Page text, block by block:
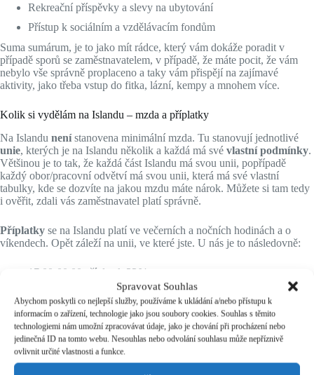
Spravovat Souhlas
Abychom poskytli co nejlepší služby, používáme k ukládání a/nebo přístupu k
informacím o zařízení, technologie jako jsou soubory cookies. Souhlas s těmito
technologiemi nám umožní zpracovávat údaje, jako je chování při procházení nebo
jedinečná ID na tomto webu. Nesouhlas nebo odvolání souhlasu může nepříznivě
ovlivnit určité vlastnosti a funkce.
Rekreační příspěvky a slevy na ubytování
Přístup k sociálním a vzdělávacím fondům
Suma sumárum, je to jako mít rádce, který vám dokáže poradit v
případě sporů se zaměstnavatelem, v případě, že máte pocit, že vám
nebylo vše správně proplaceno a taky vám přispějí na zajímavé
aktivity, jako třeba vstup do fitka, lázní, kempy a mnohem více.
Kolik si vydělám na Islandu – mzda a příplatky
Na Islandu nenístanovena minimální mzda. Tu stanovují jednotlivé
unie, kterých je na Islandu několik a každá má své vlastní podmínky.
Většinou je to tak, že každá část Islandu má svou unii, popřípadě
každý obor/pracovní odvětví má svou unii, která má své vlastní
tabulky, kde se dozvíte na jakou mzdu máte nárok. Můžete si tam tedy
i ověřit, zdali vás zaměstnavatel platí správně.
Příplatky se na Islandu platí ve večerních a nočních hodinách a o
víkendech. Opět záleží na unii, ve které jste. U nás je to následovně:
17:00-00:00 příplatek 33%
00:00-8:00 příplatek45%
Víkendy příplatek45%
Pracovní doba na Islandu
Kolik hodin za měsíc se opět bude odvíjet od vaší pracovní pozice.